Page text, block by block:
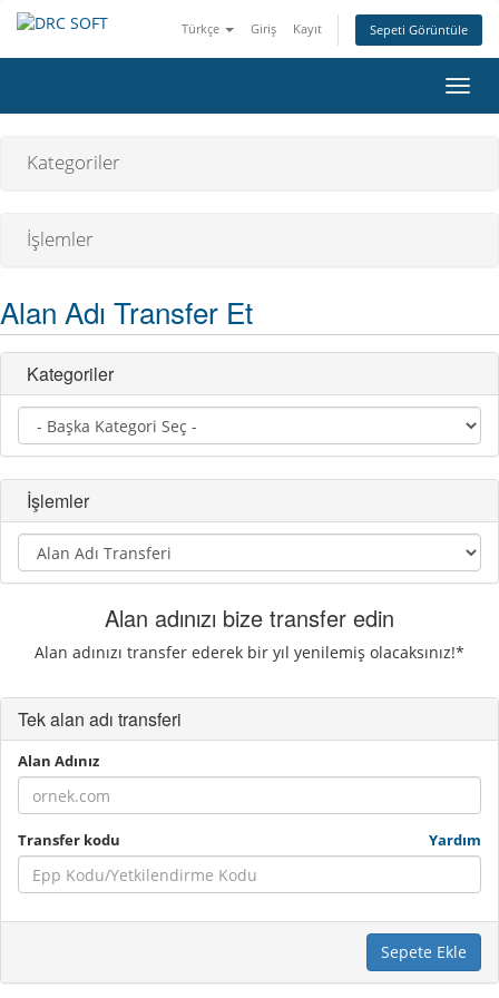
Türkçe Giriş Kayıt Sepeti Görüntüle
Kategoriler
İşlemler
Alan Adı Transfer Et
Kategoriler
İşlemler
Alan adınızı bize transfer edin
Alan adınızı transfer ederek bir yıl yenilemiş olacaksınız!*
Tek alan adı transferi
Alan Adınız
Transfer kodu Yardım
Sepete Ekle